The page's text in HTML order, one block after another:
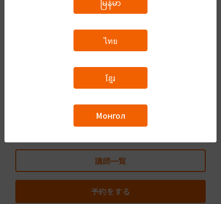
フリーコース
自由にテーマを選んで、先生と一緒に日本語会話の練
習をすることができます。
宿題は出ませんので、単語や文法の学習を自分のペー
スで進めたい方におすすめです。
講師一覧
予約をする
မြန်မာ
ไทย
ខ្មែរ
Монгол